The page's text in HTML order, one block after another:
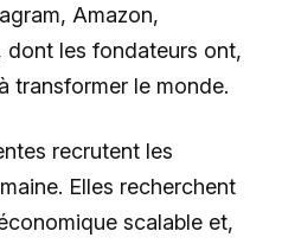
Amazon,
dont les fondateurs ont,
transformer le monde.
recrutent les
Elles recherchent
scalable et,